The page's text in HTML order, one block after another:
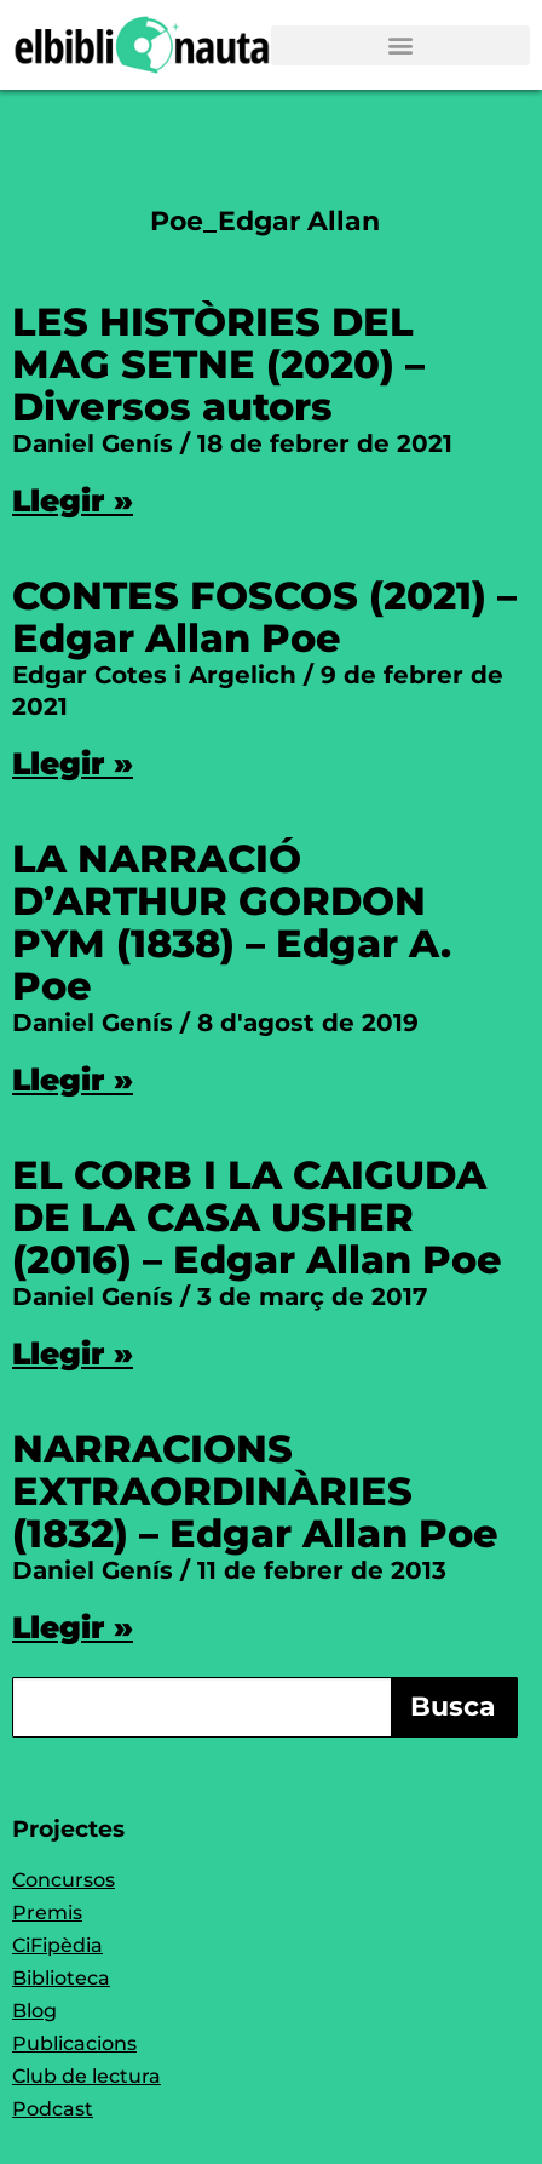
Poe_Edgar Allan
LES HISTÒRIES DEL
MAG SETNE (2020) –
Diversos autors
Daniel Genís 18 de febrer de 2021
Llegir »
CONTES FOSCOS (2021) –
Edgar Allan Poe
Edgar Cotes i Argelich
9 de febrer de
2021
Llegir »
LA NARRACIÓ
D’ARTHUR GORDON
PYM (1838) – Edgar A.
Poe
Daniel Genís 8 d'agost de 2019
Llegir »
EL CORB I LA CAIGUDA
DE LA CASA USHER
(2016) – Edgar Allan Poe
Daniel Genís 3 de març de 2017
Llegir »
NARRACIONS
EXTRAORDINÀRIES
(1832) – Edgar Allan Poe
Daniel Genís 11 de febrer de 2013
Llegir »
Busca
Projectes
Concursos
Premis
CiFipèdia
Biblioteca
Blog
Publicacions
Club de lectura
Podcast